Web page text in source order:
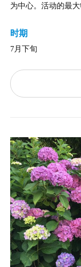
为中心。活动的最
时期
7月下旬